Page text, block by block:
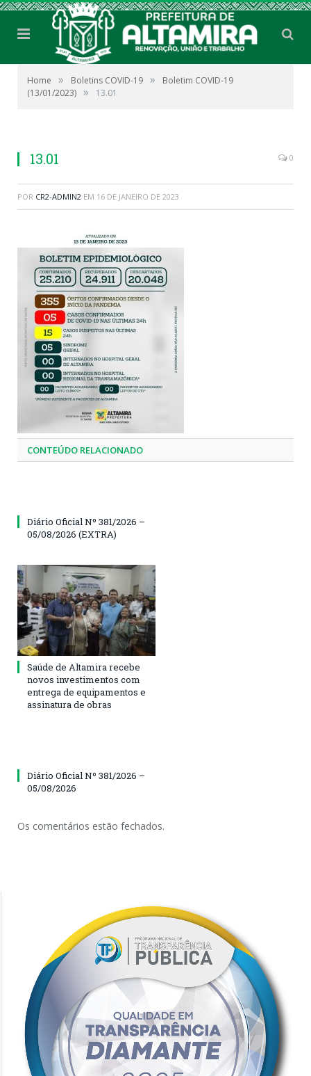
Home » Boletins COVID-19 »
Boletim COVID-19
(13/01/2023) » 13.01
13.01 0
POR CR2-ADMIN2 EM 16 DE JANEIRO DE 2023
CONTEÚDO RELACIONADO
Diário Oficial Nº 381/2026 –
05/08/2026 (EXTRA)
Saúde de Altamira recebe
novos investimentos com
entrega de equipamentos e
assinatura de obras
Diário Oficial Nº 381/2026 –
05/08/2026
Os comentários estão fechados.